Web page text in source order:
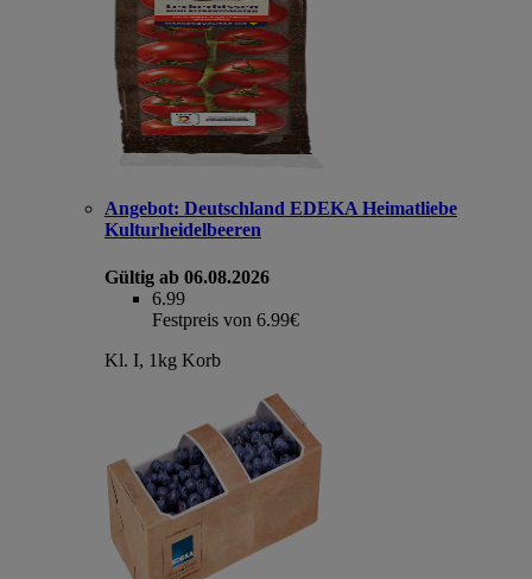
Angebot: Deutschland EDEKA Heimatliebe
Kulturheidelbeeren
Gültig ab 06.08.2026
6.99
Festpreis von 6.99€
Kl. I, 1kg Korb